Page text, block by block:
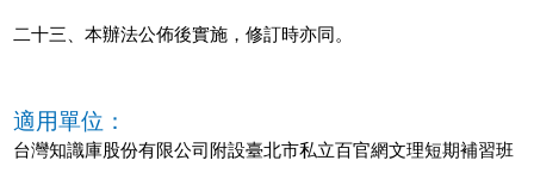
二十三、本辦法公佈後實施，修訂時亦同。
適用單位：
台灣知識庫股份有限公司附設臺北市私立百官網文理短期補習班